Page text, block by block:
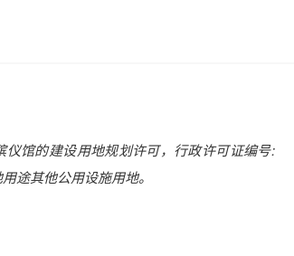
仪馆的建设用地规划许可，行政许可证编号:
用途其他公用设施用地。